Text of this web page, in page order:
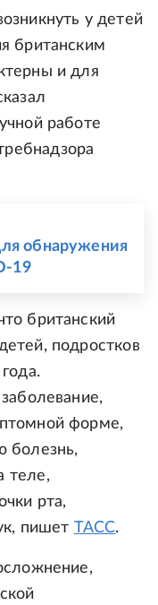
у детей
британским
и для
работе
обнаружения
19
британский
подростков
форме,
болезнь,
теле,
рта,
пишет
ТАСС.